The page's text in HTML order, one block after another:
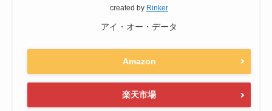
created by Rinker
アイ・オー・データ
Amazon
楽天市場